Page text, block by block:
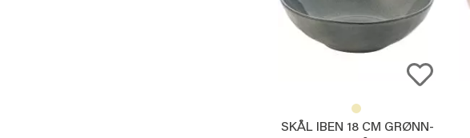
SKÅL IBEN 18 CM GRØNN-